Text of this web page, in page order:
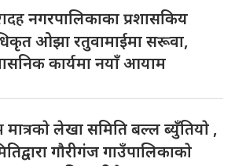
नगरपालिकाका प्रशासकिय
ओझा रतुवामाईमा सरूवा,
कार्यमा नयाँ आयाम
मात्रकाे लेखा समिति बल्ल ब्युँतियाे ,
गाैरीगंज गाउँपालिकाकाे